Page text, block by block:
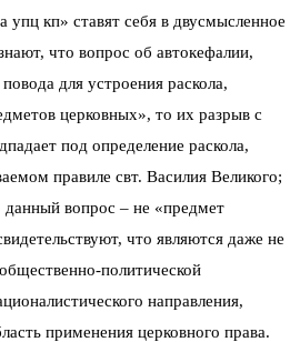
упц кп» ставят себя в двусмысленное
что вопрос об автокефалии,
для устроения раскола,
церковных», то их разрыв с
под определение раскола,
правиле свт. Василия Великого;
вопрос – не «предмет
что являются даже не
политической
направления,
применения церковного права.